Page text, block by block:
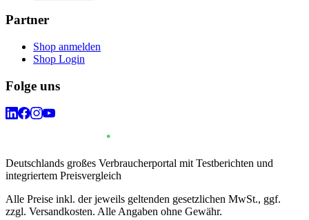
Partner
Shop anmelden
Shop Login
Folge uns
Deutschlands großes Verbraucherportal mit Testberichten und
integriertem Preisvergleich
Alle Preise inkl. der jeweils geltenden gesetzlichen MwSt., ggf.
zzgl. Versandkosten. Alle Angaben ohne Gewähr.